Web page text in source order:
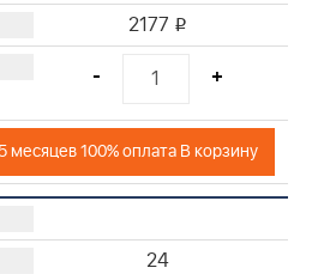
2177 i
- +
месяцев 100% оплата В корзину
24